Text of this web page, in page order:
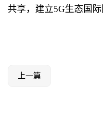
共享，建立5G生态国际
上一篇